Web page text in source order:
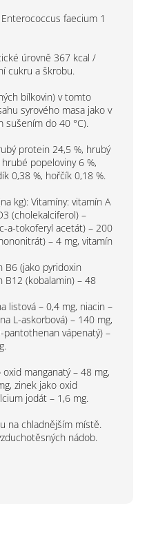
Enterococcus faecium 1
úrovně 367 kcal /
cukru a škrobu.
bílkovin) v tomto
syrového masa jako v
sušením do 40 °C).
protein 24,5 %, hrubý
popeloviny 6 %,
0,38 %, hořčík 0,18 %.
kg): Vitamíny: vitamín A
(cholekalciferol) –
a-tokoferyl acetát) – 200
– 4 mg, vitamín
B6 (jako pyridoxin
B12 (kobalamin) – 48
listová – 0,4 mg, niacin –
L-askorbová) – 140 mg,
vápenatý) –
oxid manganatý – 48 mg,
zinek jako oxid
jodát – 1,6 mg.
na chladnějším místě.
nádob.